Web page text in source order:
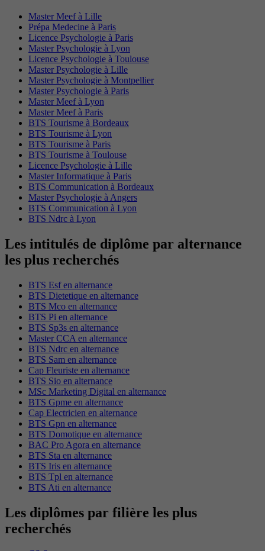
Master Meef à Lille
Prépa Medecine à Paris
Licence Psychologie à Paris
Master Psychologie à Lyon
Licence Psychologie à Toulouse
Master Psychologie à Lille
Master Psychologie à Montpellier
Master Psychologie à Paris
Master Meef à Lyon
Master Meef à Paris
BTS Tourisme à Bordeaux
BTS Tourisme à Lyon
BTS Tourisme à Paris
BTS Tourisme à Toulouse
Licence Psychologie à Lille
Master Informatique à Paris
BTS Communication à Bordeaux
Master Psychologie à Angers
BTS Communication à Lyon
BTS Ndrc à Lyon
Les intitulés de diplôme par alternance
les plus recherchés
BTS Esf en alternance
BTS Dietetique en alternance
BTS Mco en alternance
BTS Pi en alternance
BTS Sp3s en alternance
Master CCA en alternance
BTS Ndrc en alternance
BTS Sam en alternance
Cap Fleuriste en alternance
BTS Sio en alternance
MSc Marketing Digital en alternance
BTS Gpme en alternance
Cap Electricien en alternance
BTS Gpn en alternance
BTS Domotique en alternance
BAC Pro Agora en alternance
BTS Sta en alternance
BTS Iris en alternance
BTS Tpl en alternance
BTS Ati en alternance
Les diplômes par filière les plus
recherchés